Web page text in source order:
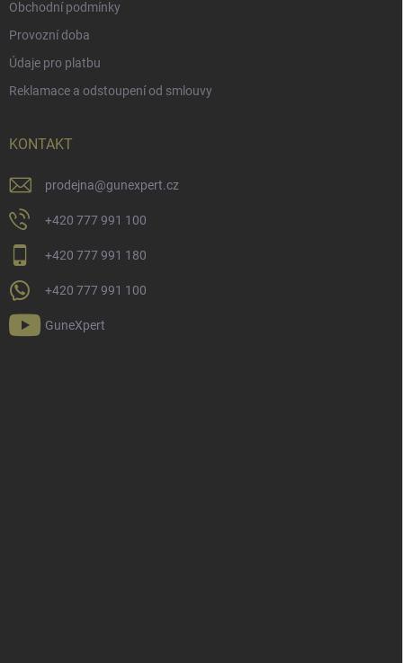
Obchodní podmínky
Provozní doba
Údaje pro platbu
Reklamace a odstoupení od smlouvy
KONTAKT
prodejna@gunexpert.cz
+420 777 991 100
+420 777 991 180
+420 777 991 100
GuneXpert